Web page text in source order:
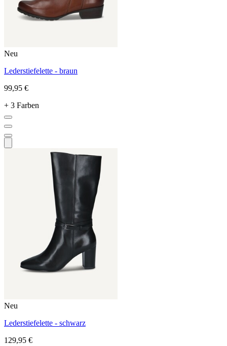
Neu
Lederstiefelette - braun
99,95 €
+ 3 Farben
Neu
Lederstiefelette - schwarz
129,95 €